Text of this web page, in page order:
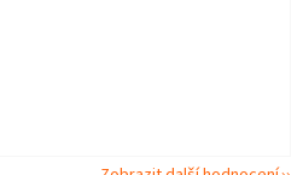
je 5 z 5 hvězdiček.